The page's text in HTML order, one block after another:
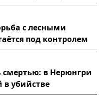
с лесными
под контролем
смертью: в Нерюнгри
в убийстве